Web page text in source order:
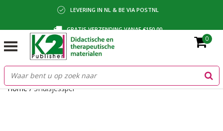
LEVERING IN NL & BE VIA POSTNL
GRATIS VERZENDING VANAF €150,00
BETALING VIA IDEAL, BANCONTACT OF FACTUUR
0
Home/3Huisjesspel